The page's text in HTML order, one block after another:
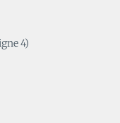
4)